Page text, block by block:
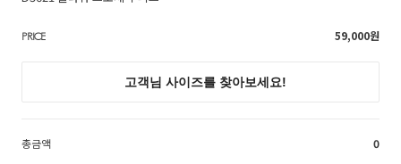
PRICE 59,000원
총금액 0